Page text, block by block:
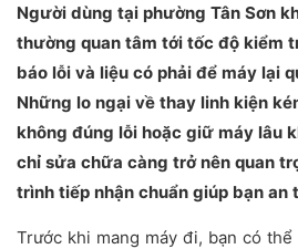
Người dùng tại phường Tân Sơn
thường quan tâm tới tốc độ kiểm
báo lỗi và liệu có phải để máy lại
Những lo ngại về thay linh kiện
không đúng lỗi hoặc giữ máy lâu
chỉ sửa chữa càng trở nên quan
trình tiếp nhận chuẩn giúp bạn an
Trước khi mang máy đi, bạn có